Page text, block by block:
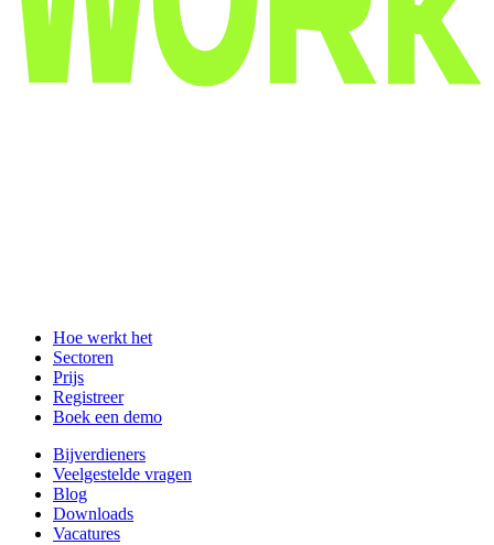
Hoe werkt het
Sectoren
Prijs
Registreer
Boek een demo
Bijverdieners
Veelgestelde vragen
Blog
Downloads
Vacatures